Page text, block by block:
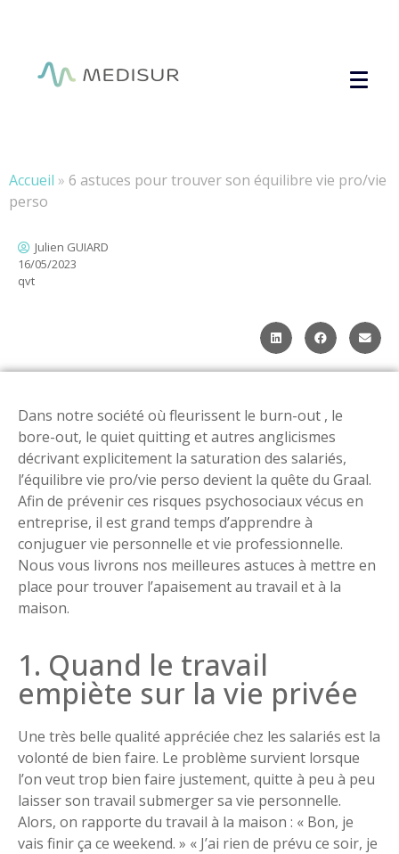
Accueil » 6 astuces pour trouver son équilibre vie pro/vie
perso
Julien GUIARD
16/05/2023
qvt
Dans notre société où fleurissent le burn-out , le
bore-out, le quiet quitting et autres anglicismes
décrivant explicitement la saturation des salariés,
l’équilibre vie pro/vie perso devient la quête du Graal.
Afin de prévenir ces risques psychosociaux vécus en
entreprise, il est grand temps d’apprendre à
conjuguer vie personnelle et vie professionnelle.
Nous vous livrons nos meilleures astuces à mettre en
place pour trouver l’apaisement au travail et à la
maison.
1. Quand le travail
empiète sur la vie privée
Une très belle qualité appréciée chez les salariés est la
volonté de bien faire. Le problème survient lorsque
l’on veut trop bien faire justement, quitte à peu à peu
laisser son travail submerger sa vie personnelle.
Alors, on rapporte du travail à la maison : « Bon, je
vais finir ça ce weekend. » « J’ai rien de prévu ce soir, je